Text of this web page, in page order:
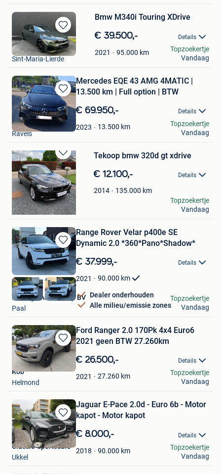
Bewaren
in
Mijn
Favorieten
Bmw M340i Touring XDrive
€ 39.500,- Details
2021 95.000 km
Pieter
Sint-Maria-Lierde
Topzoekertje
Vandaag
Bewaren
in
Mijn
Favorieten
Mercedes EQE 43 AMG 4MATIC |
13.500 km | Full option | BTW
€ 69.950,- Details
2023 13.500 km
Marcel-MKG
Ravels
Topzoekertje
Vandaag
Bewaren
in
Mijn
Favorieten
Tekoop bmw 320d gt xdrive
€ 12.100,- Details
2014 135.000 km
jan
Meerhout
Topzoekertje
Vandaag
Bewaren
in
Mijn
Favorieten
Range Rover Velar p400e SE
Dynamic 2.0 *360*Pano*Shadow*
€ 37.999,- Details
2021 90.000 km
Dealer onderhouden
Alle milieu/emissie zones
Prestige Auto Group BV
Paal
Topzoekertje
Vandaag
Bewaren
in
Mijn
Favorieten
Ford Ranger 2.0 170Pk 4x4 Euro6
2021 geen BTW 27.260km
€ 26.500,- Details
2021 27.260 km
Rob
Helmond
Topzoekertje
Vandaag
Bewaren
in
Mijn
Favorieten
Jaguar E-Pace 2.0d - Euro 6b - Motor
kapot - Motor kapot
€ 8.000,- Details
2018 90.000 km
Classic-Sportscars
Ukkel
Topzoekertje
Vandaag